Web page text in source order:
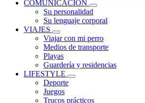
COMUNICACIÓN
Su personalidad
Su lenguaje corporal
VIAJES
Viajar con mi perro
Medios de transporte
Playas
Guardería y residencias
LIFESTYLE
Deporte
Juegos
Trucos prácticos